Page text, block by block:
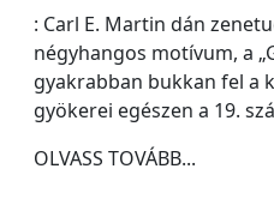
: Carl E. Martin dán
négyhangos motívum, a
gyakrabban bukkan fel a
gyökerei egészen a 19.
OLVASS TOVÁBB...